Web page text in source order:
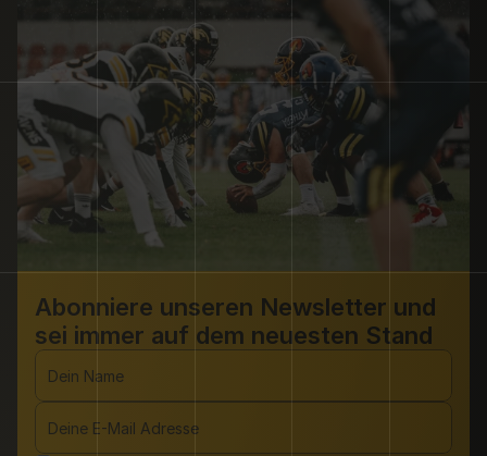
Abonniere unseren Newsletter und
sei immer auf dem neuesten Stand